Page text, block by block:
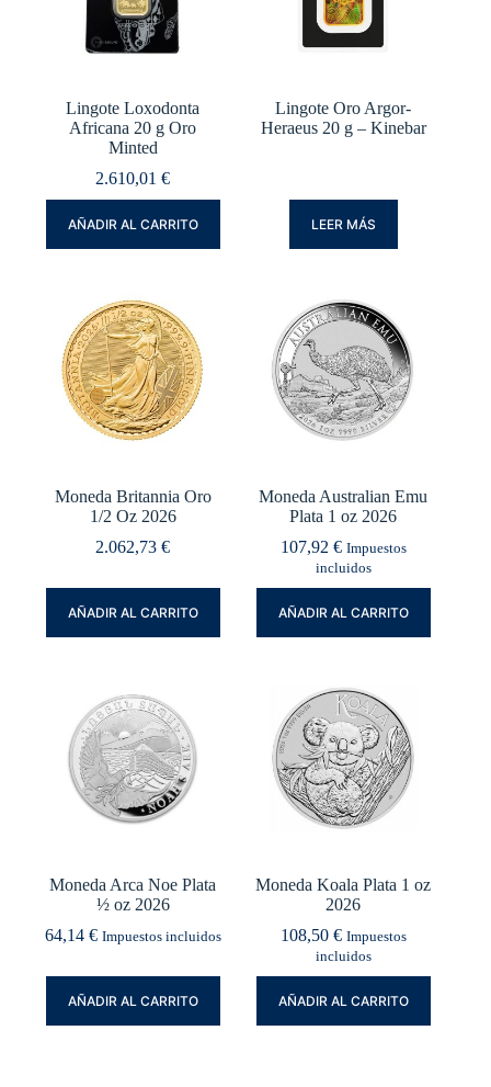
Lingote Loxodonta
Africana 20 g Oro
Minted
2.610,01€
AÑADIR AL CARRITO
Lingote Oro Argor-
Heraeus 20 g – Kinebar
LEER MÁS
Moneda Britannia Oro
1/2 Oz 2026
2.062,73€
AÑADIR AL CARRITO
Moneda Australian Emu
Plata 1 oz 2026
107,92 € Impuestos
incluidos
AÑADIR AL CARRITO
Moneda Arca Noe Plata
½ oz 2026
64,14 € Impuestos incluidos
AÑADIR AL CARRITO
Moneda Koala Plata 1 oz
2026
108,50 € Impuestos
incluidos
AÑADIR AL CARRITO